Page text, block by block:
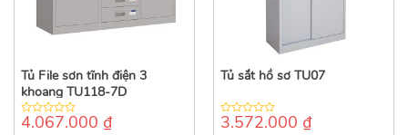
Tủ File sơn tĩnh điện 3
khoang TU118-7D
0
4.067.000 ₫
Tủ sắt hồ sơ TU07
0
3.572.000 ₫